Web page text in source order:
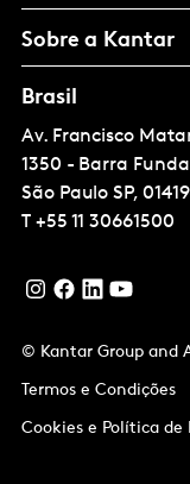
Sobre a Kantar
Brasil
Av. Francisco
1350 - Barra Funda
São Paulo SP,
T +55 11 30661500
© Kantar Group and
Termos e Condições
Cookies e Política de